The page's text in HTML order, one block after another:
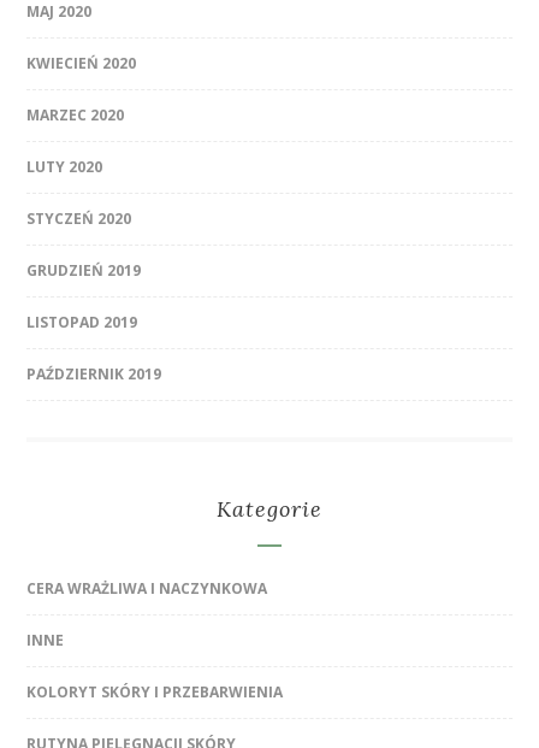
MAJ 2020
KWIECIEŃ 2020
MARZEC 2020
LUTY 2020
STYCZEŃ 2020
GRUDZIEŃ 2019
LISTOPAD 2019
PAŹDZIERNIK 2019
Kategorie
CERA WRAŻLIWA I NACZYNKOWA
INNE
KOLORYT SKÓRY I PRZEBARWIENIA